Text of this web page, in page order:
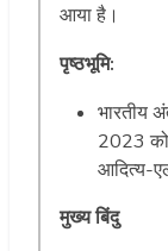
आया है।
पृष्ठभूमि:
भारतीय
2023 को
आदित्य-
मुख्य बिंदु